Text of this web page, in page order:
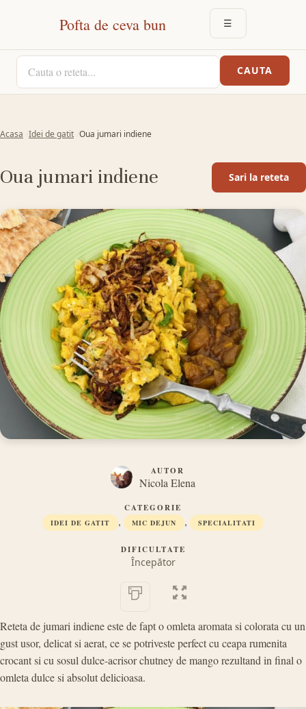
Pofta de ceva bun ☰DESCHIDE
CAUTA O RETETA
CAUTA
Acasa Idei de gatit Oua jumari indiene
Oua jumari indiene Sari la reteta
AUTOR
Nicola Elena
CATEGORIE
IDEI DE GATIT , MIC DEJUN , SPECIALITATI
DIFICULTATE
Începător
Reteta de jumari indiene este de fapt o omleta aromata si colorata cu un
gust usor, delicat si aerat, ce se potriveste perfect cu ceapa rumenita
crocant si cu sosul dulce-acrisor chutney de mango rezultand in final o
omleta dulce si absolut delicioasa.